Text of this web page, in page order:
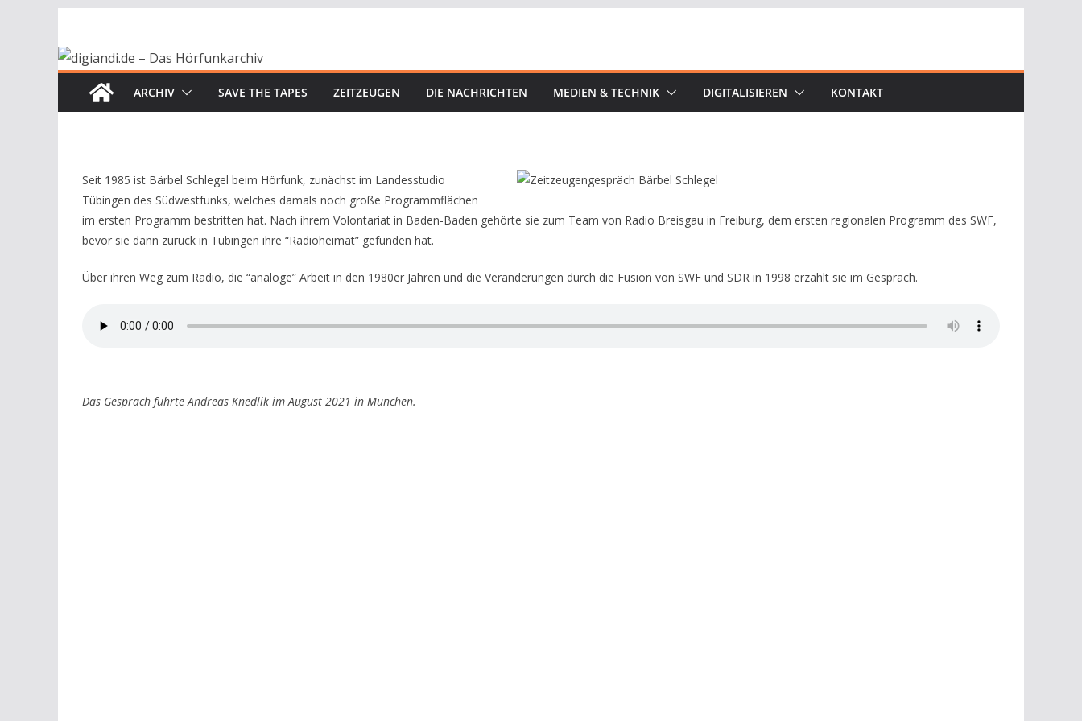
springen
ARCHIV SAVE THE TAPES ZEITZEUGEN DIE NACHRICHTEN MEDIEN & TECHNIK DIGITALISIEREN KONTAKT
Seit 1985 ist Bärbel Schlegel beim Hörfunk, zunächst im Landesstudio
Tübingen des Südwestfunks, welches damals noch große Programmflächen
im ersten Programm bestritten hat. Nach ihrem Volontariat in Baden-Baden gehörte sie zum Team von Radio Breisgau in Freiburg, dem ersten regionalen Programm des SWF,
bevor sie dann zurück in Tübingen ihre “Radioheimat” gefunden hat.
Über ihren Weg zum Radio, die “analoge” Arbeit in den 1980er Jahren und die Veränderungen durch die Fusion von SWF und SDR in 1998 erzählt sie im Gespräch.
Das Gespräch führte Andreas Knedlik im August 2021 in München.